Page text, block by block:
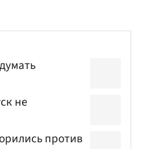
не
против